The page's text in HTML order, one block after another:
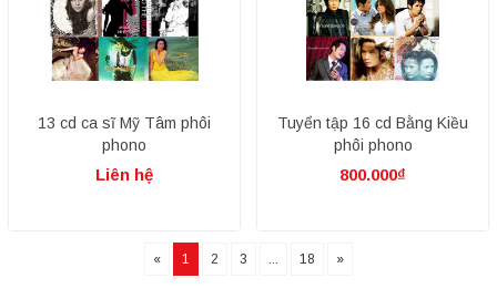
13 cd ca sĩ Mỹ Tâm phôi
phono
Liên hệ
Tuyển tập 16 cd Bằng Kiều
phôi phono
800.000₫
« 1 2 3 ... 18 »